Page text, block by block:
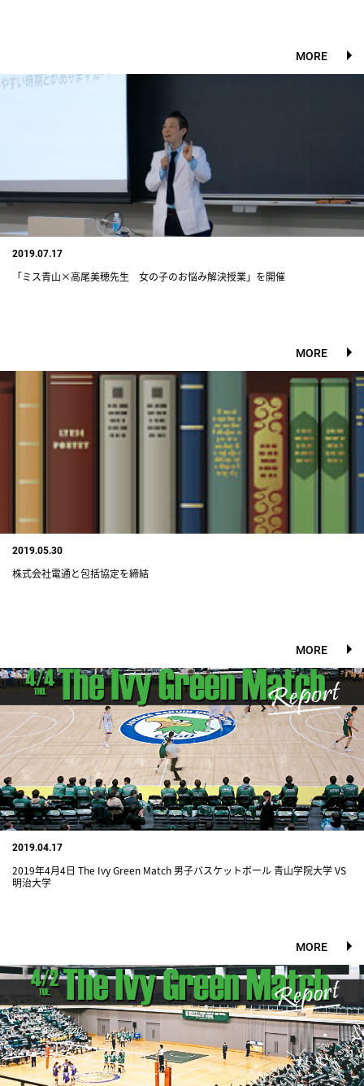
MORE
2019.07.17
「ミス青山×高尾美穂先生 女の子のお悩み解決授業」を開催
MORE
2019.05.30
株式会社電通と包括協定を締結
MORE
2019.04.17
2019年4月4日 The Ivy Green Match 男子バスケットボール 青山学院大学 VS
明治大学
MORE